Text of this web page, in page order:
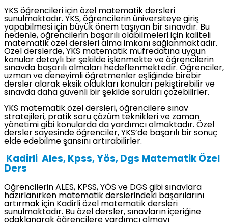
YKS öğrencileri için özel matematik dersleri
sunulmaktadır. YKS, öğrencilerin üniversiteye giriş
yapabilmesi için büyük önem taşıyan bir sınavdır. Bu
nedenle, öğrencilerin başarılı olabilmeleri için kaliteli
matematik özel dersleri alma imkanı sağlanmaktadır.
Özel derslerde, YKS matematik müfredatına uygun
konular detaylı bir şekilde işlenmekte ve öğrencilerin
sınavda başarılı olmaları hedeflenmektedir. Öğrenciler,
uzman ve deneyimli öğretmenler eşliğinde birebir
dersler alarak eksik oldukları konuları pekiştirebilir ve
sınavda daha güvenli bir şekilde soruları çözebilirler.
YKS matematik özel dersleri, öğrencilere sınav
stratejileri, pratik soru çözüm teknikleri ve zaman
yönetimi gibi konularda da yardımcı olmaktadır. Özel
dersler sayesinde öğrenciler, YKS’de başarılı bir sonuç
elde edebilme şansını artırabilirler.
Kadirli Ales, Kpss, Yös, Dgs Matematik Özel
Ders
Öğrencilerin ALES, KPSS, YÖS ve DGS gibi sınavlara
hazırlanırken matematik derslerindeki başarılarını
artırmak için Kadirli özel matematik dersleri
sunulmaktadır. Bu özel dersler, sınavların içeriğine